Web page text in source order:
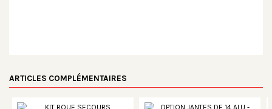
ARTICLES COMPLÉMENTAIRES